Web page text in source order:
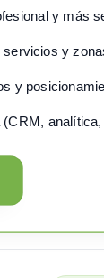
y más
y
y
analítica,